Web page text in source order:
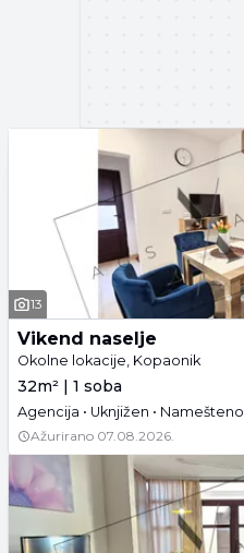
13
Vikend naselje
Okolne lokacije, Kopaonik
32m² | 1 soba
Agencija • Uknjižen • Namešteno
Ažurirano 07.08.2026.